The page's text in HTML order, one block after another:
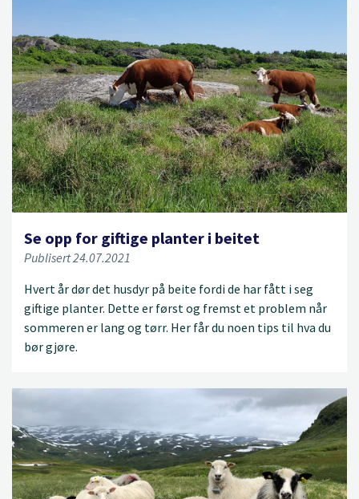
Se opp for giftige planter i beitet
Publisert 24.07.2021
Hvert år dør det husdyr på beite fordi de har fått i seg
giftige planter. Dette er først og fremst et problem når
sommeren er lang og tørr. Her får du noen tips til hva du
bør gjøre.